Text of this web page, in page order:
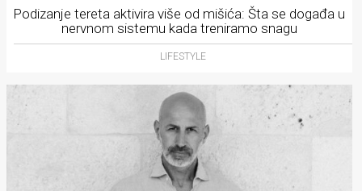
Podizanje tereta aktivira više od mišića: Šta se događa u
nervnom sistemu kada treniramo snagu
LIFESTYLE